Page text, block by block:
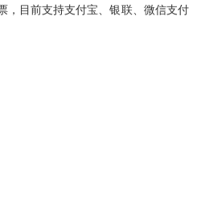
，目前支持支付宝、银联、微信支付